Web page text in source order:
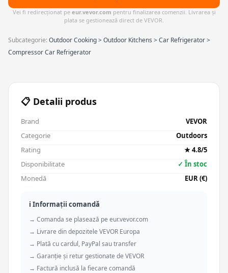
Vei fi redirecționat pe eur.vevor.com pentru finalizarea comenzii. Livrarea și
plata se gestionează direct de VEVOR.
Subcategorie:Outdoor Cooking > Outdoor Kitchens > Car Refrigerator >
Compressor Car Refrigerator
📋 Detalii produs
Brand
VEVOR
Categorie
Outdoors
Rating
★ 4.8/5
Disponibilitate
✓ În stoc
Monedă
EUR (€)
ℹ️ Informații comandă
→ Comanda se plasează pe eur.vevor.com
→ Livrare din depozitele VEVOR Europa
→ Plată cu cardul, PayPal sau transfer
→ Garanție și retur gestionate de VEVOR
→ Factură inclusă la fiecare comandă